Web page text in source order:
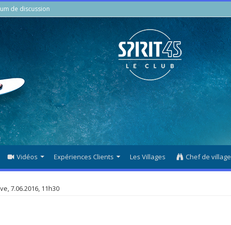
de discussion
Vidéos Expériences Clients Les Villages Chef de village
7.06.2016, 11h30